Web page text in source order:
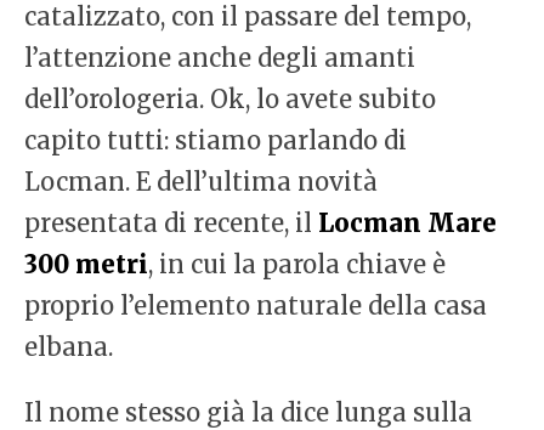
catalizzato, con il passare del tempo,
l’attenzione anche degli amanti
dell’orologeria. Ok, lo avete subito
capito tutti: stiamo parlando di
Locman. E dell’ultima novità
presentata di recente, il Locman Mare
300 metri, in cui la parola chiave è
proprio l’elemento naturale della casa
elbana.
Il nome stesso già la dice lunga sulla